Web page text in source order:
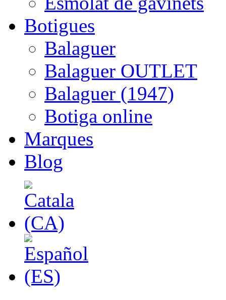
Botigues
Balaguer
Balaguer OUTLET
Balaguer (1947)
Botiga online
Marques
Blog